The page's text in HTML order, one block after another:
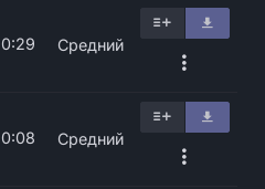
0:29 Средний
0:08 Средний